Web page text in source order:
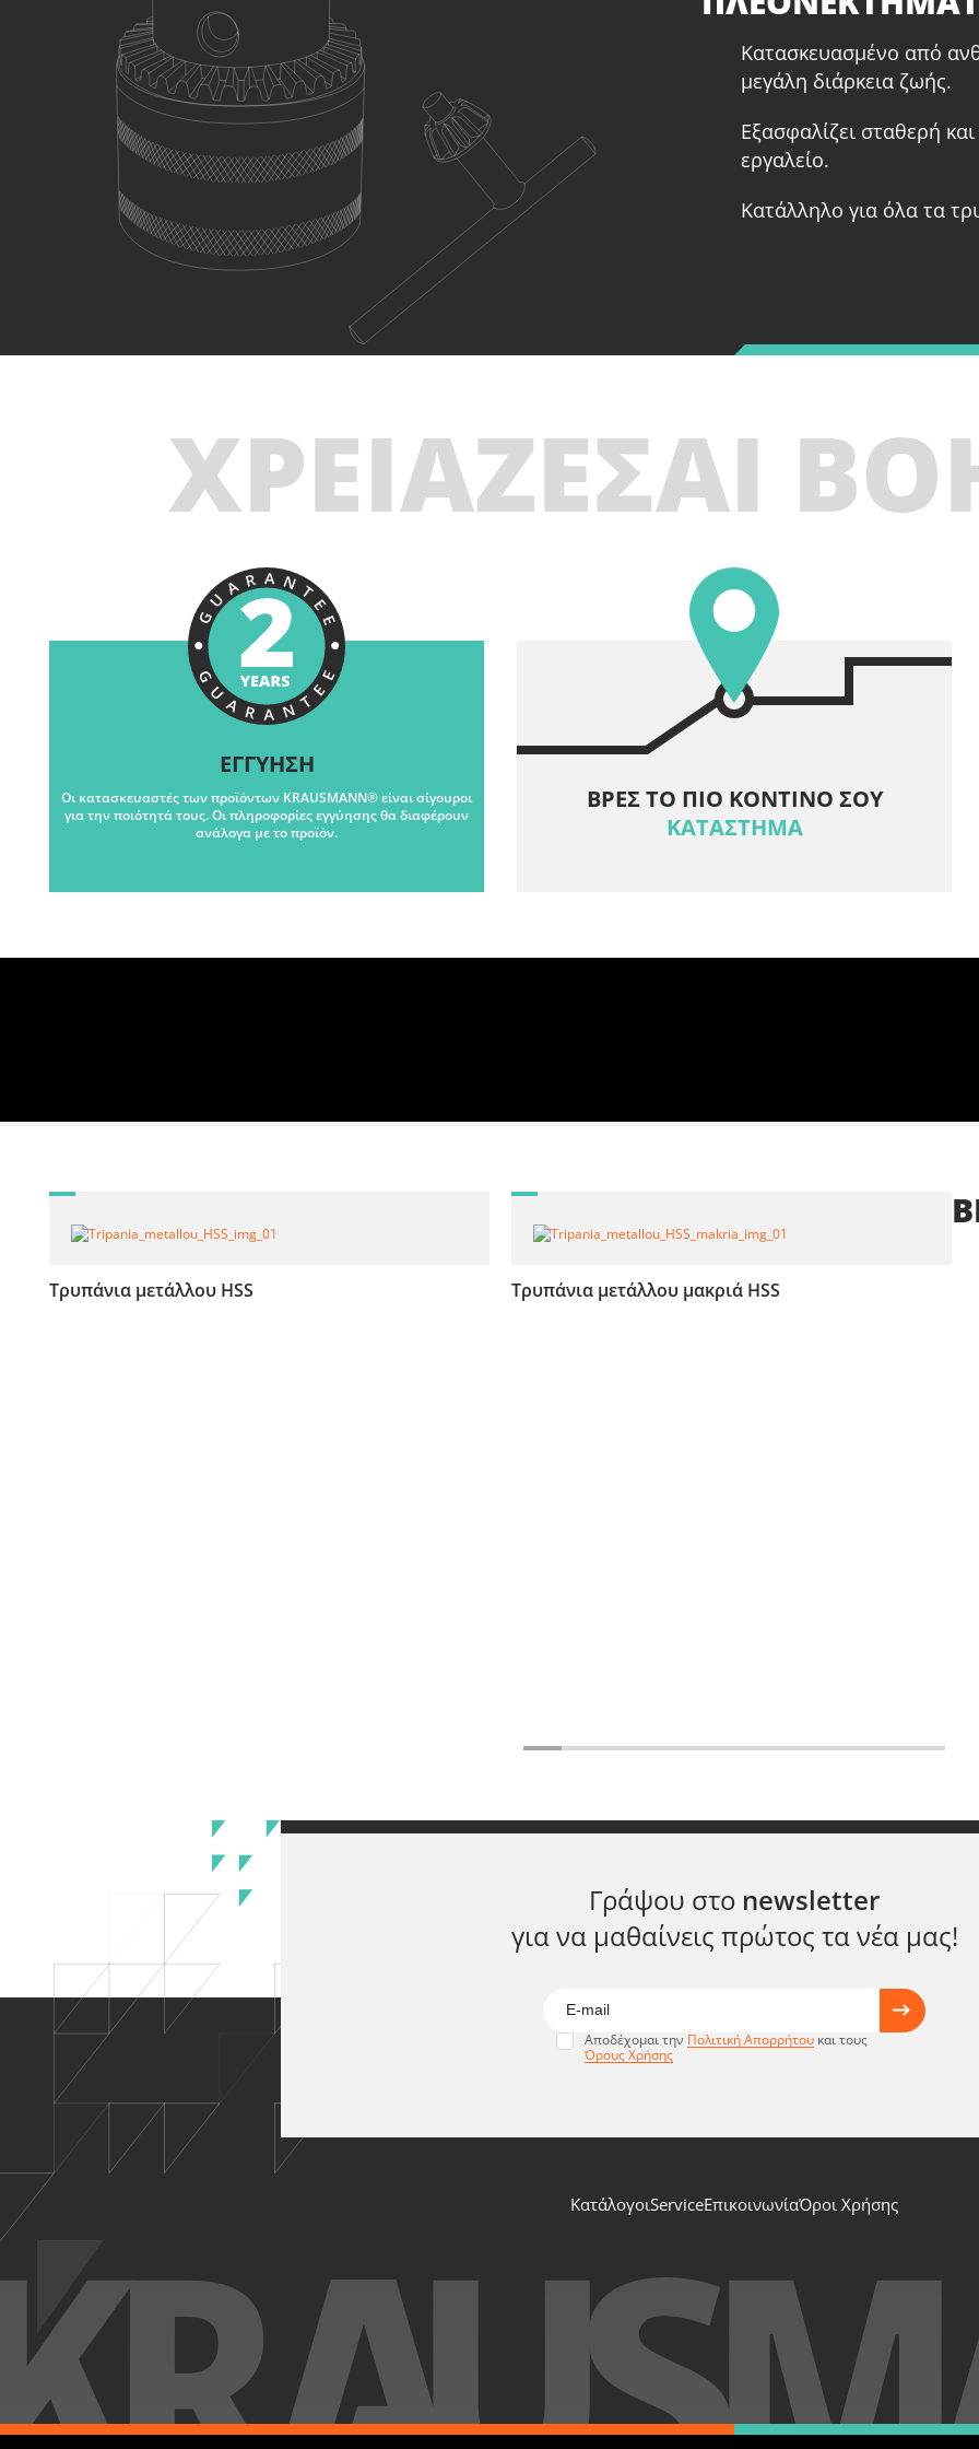
Κατασκευασμένο από
μεγάλη διάρκεια ζωής.
Εξασφαλίζει σταθερή
εργαλείο.
Κατάλληλο για όλα τα
ΧΡΕΙΑΖΕΣΑΙ
ΕΓΓΥΗΣΗ
Οι κατασκευαστές των προϊόντων KRAUSMANN® είναι σίγουροι
για την ποιότητά τους. Οι πληροφορίες εγγύησης θα διαφέρουν
ανάλογα με το προϊόν.
ΒΡΕΣ ΤΟ ΠΙΟ ΚΟΝΤΙΝΟ ΣΟΥ
ΚΑΤΑΣΤΗΜΑ
Τρυπάνια μετάλλου HSS Τρυπάνια μετάλλου μακριά HSS
Γράψου στο newsletter
για να μαθαίνεις πρώτος τα νέα μας!
Αποδέχομαι την Πολιτική Απορρήτου και τους
Όρους Χρήσης
ΚατάλογοιServiceΕπικοινωνίαΌροι Χρήσης